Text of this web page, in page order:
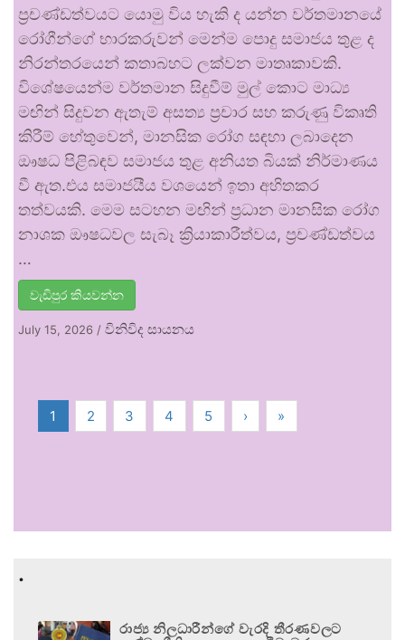
ප්‍රචණ්ඩත්වයට යොමු විය හැකි ද යන්න වර්තමානයේ
රෝගීන්ගේ භාරකරුවන් මෙන්ම පොදු සමාජය තුළ ද
නිරන්තරයෙන් කතාබහට ලක්වන මාතෘකාවකි.
විශේෂයෙන්ම වර්තමාන සිදුවීම් මුල් කොට මාධ්‍ය
මඟින් සිදුවන ඇතැම් අසත්‍ය ප්‍රචාර සහ කරුණු විකෘති
කිරීම් හේතුවෙන්, මානසික රෝග සඳහා ලබාදෙන
ඖෂධ පිළිබඳව සමාජය තුළ අනියත බියක් නිර්මාණය
වී ඇත.එය සමාජයීය වශයෙන් ඉතා අහිතකර
තත්වයකි. මෙම සටහන මඟින් ප්‍රධාන මානසික රෝග
නාශක ඖෂධවල සැබෑ ක්‍රියාකාරීත්වය, ප්‍රචණ්ඩත්වය
…
වැඩිපුර කියවන්න
July 15, 2026 / විනිවිද සායනය
1 2 3 4 5 › »
.
රාජ්‍ය නිලධාරීන්ගේ වැරදි තීරණවලට